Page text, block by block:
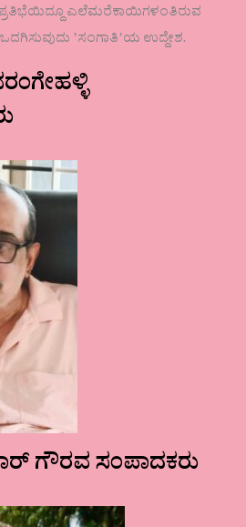
ಪ್ರತಿಭೆಯಿದ್ದೂ ಎಲೆಮರೆಕಾಯಿಗಳಂತಿರುವ
ʼಸಂಗಾತಿʼಯ ಉದ್ದೇಶ.
ಗೌರವ ಸಂಪಾದಕರು